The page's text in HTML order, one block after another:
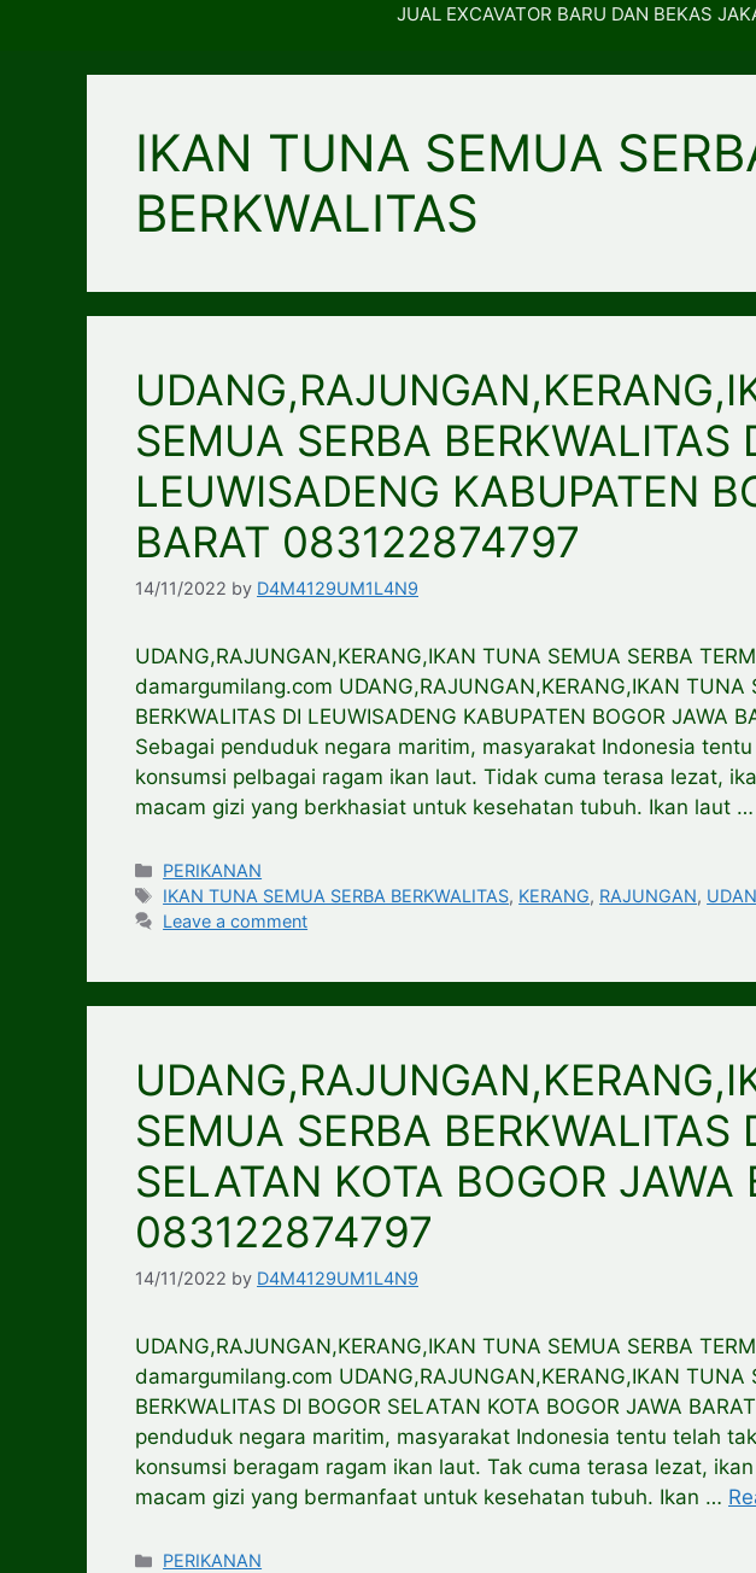
JUAL EXCAVATOR BARU DAN BEKAS
IKAN TUNA SEMUA
BERKWALITAS
SEMUA SERBA BERKWALITAS
LEUWISADENG KABUPATEN
BARAT 083122874797
14/11/2022 by D4M4129UM1L4N9
UDANG,RAJUNGAN,KERANG,IKAN TUNA SEMUA SERBA
damargumilang.com UDANG,RAJUNGAN,KERANG,IKAN TUNA
BERKWALITAS DI LEUWISADENG KABUPATEN BOGOR JAWA
Sebagai penduduk negara maritim, masyarakat Indonesia
konsumsi pelbagai ragam ikan laut. Tidak cuma terasa lezat,
macam gizi yang berkhasiat untuk kesehatan tubuh. Ikan laut …
Categories
PERIKANAN
Tags
IKAN TUNA SEMUA SERBA BERKWALITAS, KERANG, RAJUNGAN,
Leave a comment
SEMUA SERBA BERKWALITAS
SELATAN KOTA BOGOR JAWA
083122874797
14/11/2022 by D4M4129UM1L4N9
UDANG,RAJUNGAN,KERANG,IKAN TUNA SEMUA SERBA
damargumilang.com UDANG,RAJUNGAN,KERANG,IKAN TUNA
BERKWALITAS DI BOGOR SELATAN KOTA BOGOR JAWA
penduduk negara maritim, masyarakat Indonesia tentu telah
konsumsi beragam ragam ikan laut. Tak cuma terasa lezat,
macam gizi yang bermanfaat untuk kesehatan tubuh. Ikan …
Categories
PERIKANAN